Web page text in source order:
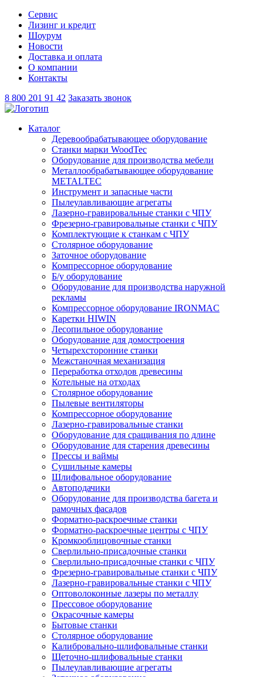
Сервис
Лизинг и кредит
Шоурум
Новости
Доставка и оплата
О компании
Контакты
8 800 201 91 42 Заказать звонок
Каталог
Деревообрабатывающее оборудование
Станки марки WoodTec
Оборудование для производства мебели
Металлообрабатывающее оборудование
METALTEC
Инструмент и запасные части
Пылеулавливающие агрегаты
Лазерно-гравировальные станки с ЧПУ
Фрезерно-гравировальные станки с ЧПУ
Комплектующие к станкам с ЧПУ
Столярное оборудование
Заточное оборудование
Компрессорное оборудование
Б/у оборудование
Оборудование для производства наружной
рекламы
Компрессорное оборудование IRONMAC
Каретки HIWIN
Лесопильное оборудование
Оборудование для домостроения
Четырехсторонние станки
Межстаночная механизация
Переработка отходов древесины
Котельные на отходах
Столярное оборудование
Пылевые вентиляторы
Компрессорное оборудование
Лазерно-гравировальные станки
Оборудование для сращивания по длине
Оборудование для старения древесины
Прессы и ваймы
Сушильные камеры
Шлифовальное оборудование
Автоподачики
Оборудование для производства багета и
рамочных фасадов
Форматно-раскроечные станки
Форматно-раскроечные центры с ЧПУ
Кромкооблицовочные станки
Сверлильно-присадочные станки
Сверлильно-присадочные станки с ЧПУ
Фрезерно-гравировальные станки с ЧПУ
Лазерно-гравировальные станки с ЧПУ
Оптоволоконные лазеры по металлу
Прессовое оборудование
Окрасочные камеры
Бытовые станки
Столярное оборудование
Калибровально-шлифовальные станки
Щеточно-шлифовальные станки
Пылеулавливающие агрегаты